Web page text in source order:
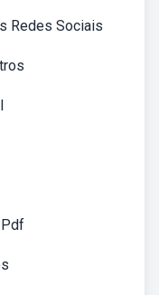
Redes Sociais
Pdf